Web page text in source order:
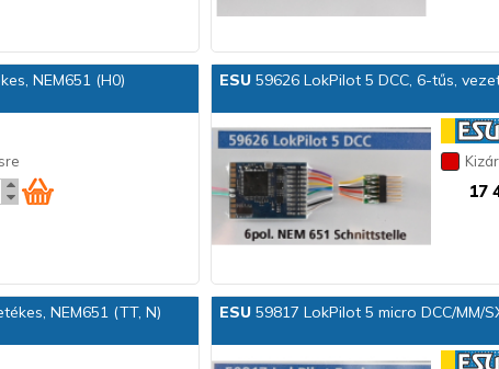
NEM651 (H0) ESU59626 LokPilot 5 DCC, 6-tűs,
17
NEM651 (TT, N) ESU59817 LokPilot 5 micro DCC/MM/